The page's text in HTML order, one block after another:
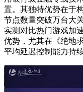
置。其独特优势在于
节点数量突破万台大
实测对比热门游戏加
优势，尤其在《绝地
平均延迟控制能力持